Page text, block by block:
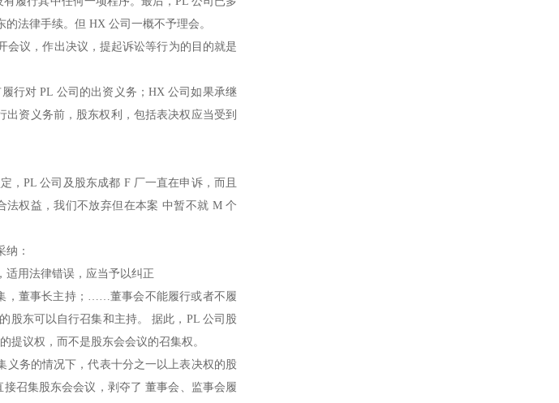
法律手续。但 HX 公司一概不予理会。
会议，作出决议，提起诉讼等行为的目的就是
行对 PL 公司的出资义务；HX 公司如果承继
资义务前，股东权利，包括表决权应当受到
，PL 公司及股东成都 F 厂一直在申诉，而且
权益，我们不放弃但在本案 中暂不就 M 个
纳：
用法律错误，应当予以纠正
，董事长主持；……董事会不能履行或者不履
股东可以自行召集和主持。 据此，PL 公司股
提议权，而不是股东会会议的召集权。
务的情况下，代表十分之一以上表决权的股
召集股东会会议，剥夺了 董事会、监事会履